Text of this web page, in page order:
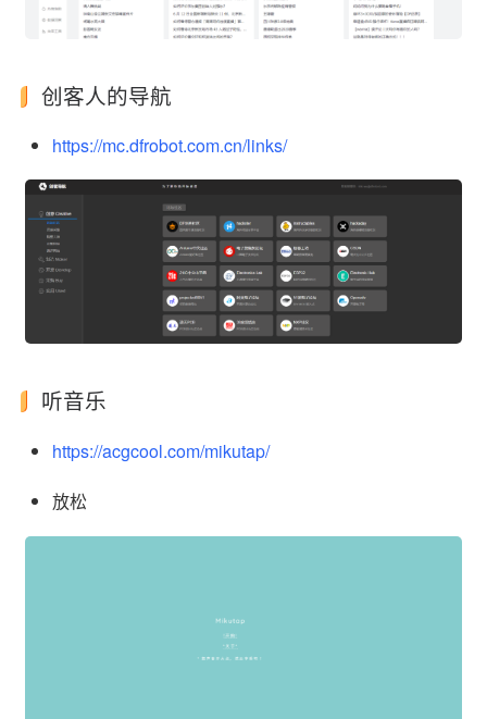
创客人的导航
https://mc.dfrobot.com.cn/links/
听音乐
https://acgcool.com/mikutap/
放松